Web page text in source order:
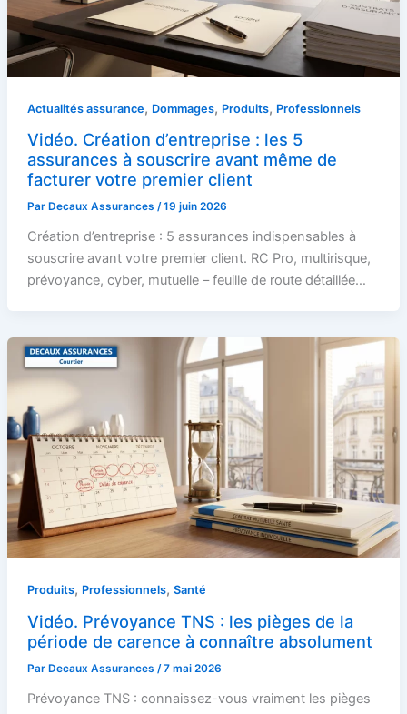
Actualités assurance, Dommages, Produits, Professionnels
Vidéo. Création d’entreprise : les 5
assurances à souscrire avant même de
facturer votre premier client
Par Decaux Assurances /19 juin 2026
Création d’entreprise : 5 assurances indispensables à
souscrire avant votre premier client. RC Pro, multirisque,
prévoyance, cyber, mutuelle – feuille de route détaillée…
Produits, Professionnels, Santé
Vidéo. Prévoyance TNS : les pièges de la
période de carence à connaître absolument
Par Decaux Assurances /7 mai 2026
Prévoyance TNS : connaissez-vous vraiment les pièges